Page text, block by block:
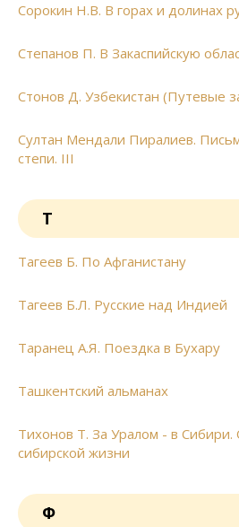
Сорокин Н.В. В горах и долинах
Степанов П. В Закаспийскую
Стонов Д. Узбекистан (Путевые
Султан Мендали Пиралиев.
степи. III
Т
Тагеев Б. По Афганистану
Тагеев Б.Л. Русские над Индией
Таранец А.Я. Поездка в Бухару
Ташкентский альманах
Тихонов Т. За Уралом - в Сибири.
сибирской жизни
Ф